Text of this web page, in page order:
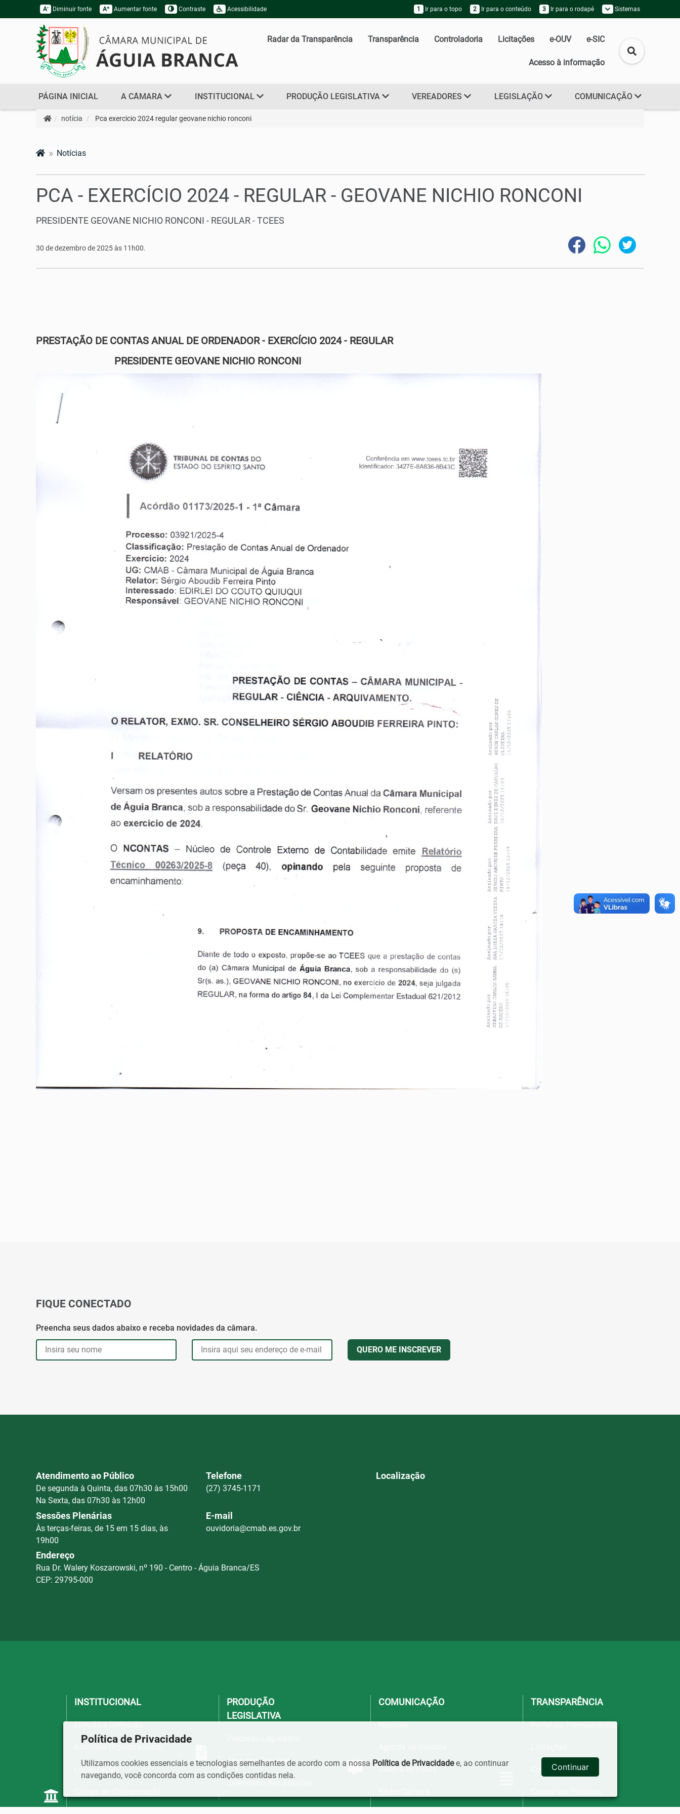
A- Diminuir fonte A+ Aumentar fonte Contraste Acessibilidade 1 Ir para o topo 2 Ir para o conteúdo 3 Ir para o rodapé Sistemas
Radar da Transparência Transparência Controladoria Licitações e-OUV e-SIC
Acesso à informação
PÁGINA INICIAL A CÂMARA INSTITUCIONAL PRODUÇÃO LEGISLATIVA VEREADORES LEGISLAÇÃO COMUNICAÇÃO
notícia Pca exercicio 2024 regular geovane nichio ronconi
Notícias
PCA - EXERCÍCIO 2024 - REGULAR - GEOVANE NICHIO RONCONI
PRESIDENTE GEOVANE NICHIO RONCONI - REGULAR - TCEES
30 de dezembro de 2025 às 11h00.
PRESTAÇÃO DE CONTAS ANUAL DE ORDENADOR - EXERCÍCIO 2024 - REGULAR
PRESIDENTE GEOVANE NICHIO RONCONI
FIQUE CONECTADO
Preencha seus dados abaixo e receba novidades da câmara.
QUERO ME INSCREVER
Atendimento ao Público
De segunda à Quinta, das 07h30 às 15h00
Na Sexta, das 07h30 às 12h00
Telefone
(27) 3745-1171
Sessões Plenárias
Às terças-feiras, de 15 em 15 dias, às
19h00
E-mail
ouvidoria@cmab.es.gov.br
Endereço
Rua Dr. Walery Koszarowski, nº 190 - Centro - Águia Branca/ES
CEP: 29795-000
Localização
INSTITUCIONAL
Função e Definição
Localização
PRODUÇÃO
LEGISLATIVA
Atas das Sessões
Calendário das Sessões
COMUNICAÇÃO
Notícias
Galeria de Fotos
TRANSPARÊNCIA
Portal da Transparência
Contratos
Política de Privacidade
Utilizamos cookies essenciais e tecnologias semelhantes de acordo com a nossa Política de Privacidadee, ao continuar
navegando, você concorda com as condições contidas nela.
Continuar